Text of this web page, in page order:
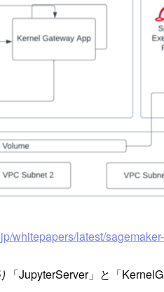
whitepapers/latest/
JupyterServer」と「